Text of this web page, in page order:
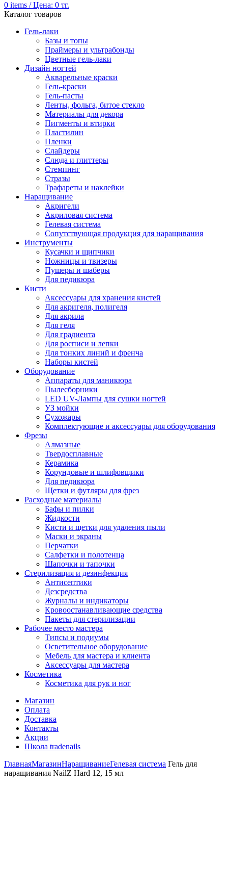
0 items / Цена: 0 тг.
Каталог товаров
Гель-лаки
Базы и топы
Праймеры и ультрабонды
Цветные гель-лаки
Дизайн ногтей
Акварельные краски
Гель-краски
Гель-пасты
Ленты, фольга, битое стекло
Материалы для декора
Пигменты и втирки
Пластилин
Пленки
Слайдеры
Слюда и глиттеры
Стемпинг
Стразы
Трафареты и наклейки
Наращивание
Акригели
Акриловая система
Гелевая система
Сопутствующая продукция для наращивания
Инструменты
Кусачки и щипчики
Ножницы и твизеры
Пушеры и шаберы
Для педикюра
Кисти
Аксессуары для хранения кистей
Для акригеля, полигеля
Для акрила
Для геля
Для градиента
Для росписи и лепки
Для тонких линий и френча
Наборы кистей
Оборудование
Аппараты для маникюра
Пылесборники
LED UV-Лампы для сушки ногтей
УЗ мойки
Сухожары
Комплектующие и аксессуары для оборудования
Фрезы
Алмазные
Твердосплавные
Керамика
Корундовые и шлифовщики
Для педикюра
Щетки и футляры для фрез
Расходные материалы
Бафы и пилки
Жидкости
Кисти и щетки для удаления пыли
Маски и экраны
Перчатки
Салфетки и полотенца
Шапочки и тапочки
Стерилизация и дезинфекция
Антисептики
Дезсредства
Журналы и индикаторы
Кровоостанавливающие средства
Пакеты для стерилизации
Рабочее место мастера
Типсы и подиумы
Осветительное оборудование
Мебель для мастера и клиента
Аксессуары для мастера
Косметика
Косметика для рук и ног
Магазин
Оплата
Доставка
Контакты
Акции
Школа tradenails
ГлавнаяМагазинНаращиваниеГелевая система Гель для
наращивания NailZ Hard 12, 15 мл